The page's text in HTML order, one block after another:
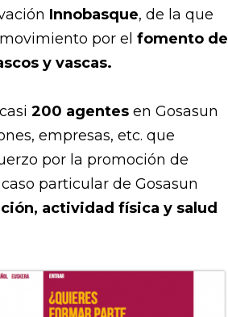
Innobasque, de la que
por el fomento de
y vascas.
200 agentes en Gosasun
empresas, etc. que
por la promoción de
particular de Gosasun
actividad física y salud